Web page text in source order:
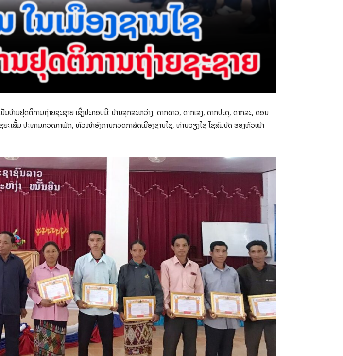
ບ້ານຢຸດຕິການຖ່າຍຊະຊາຍ ເຊິ່ງປະກອບມີ: ບ້ານສຸກສະຫວ່າງ, ດາກດາວ, ດາກເສງ, ດາກປະດຸ, ດາກລະ, ດອນ
ເສັ້ມ ປະທານກວດກາພັກ, ຫົວໜ້າອົງການກວດກາລັດເມືອງຊານໄຊ, ທ່ານວຽງໄຊ ໄຊສົມບັດ ຮອງຫົວໜ້າ